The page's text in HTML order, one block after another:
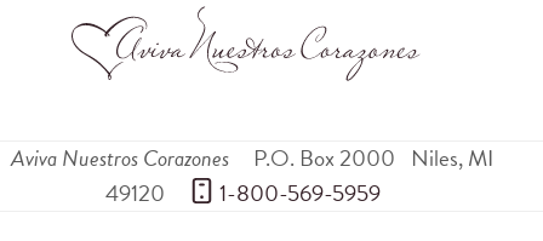
Aviva Nuestros Corazones P.O. Box 2000 Niles,MI
49120
1-800-569-5959